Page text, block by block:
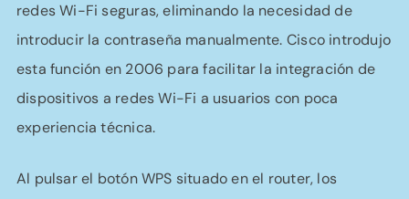
redes Wi-Fi seguras, eliminando la necesidad de
introducir la contraseña manualmente. Cisco introdujo
esta función en 2006 para facilitar la integración de
dispositivos a redes Wi-Fi a usuarios con poca
experiencia técnica.
Al pulsar el botón WPS situado en el router, los